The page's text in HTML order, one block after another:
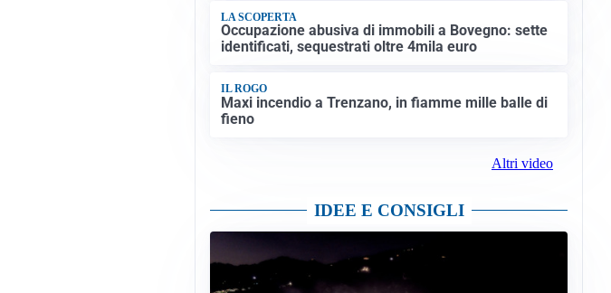
LA SCOPERTA
Occupazione abusiva di immobili a Bovegno: sette
identificati, sequestrati oltre 4mila euro
IL ROGO
Maxi incendio a Trenzano, in fiamme mille balle di
fieno
Altri video
IDEE E CONSIGLI